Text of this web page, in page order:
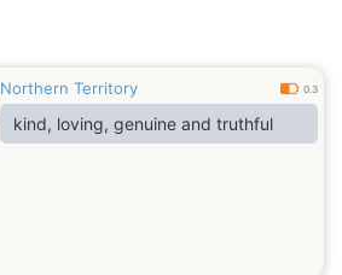
Northern Territory 0.3
kind, loving, genuine and truthful